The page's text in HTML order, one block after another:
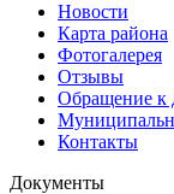
Новости
Карта района
Фотогалерея
Отзывы
Обращение к
Контакты
Документы